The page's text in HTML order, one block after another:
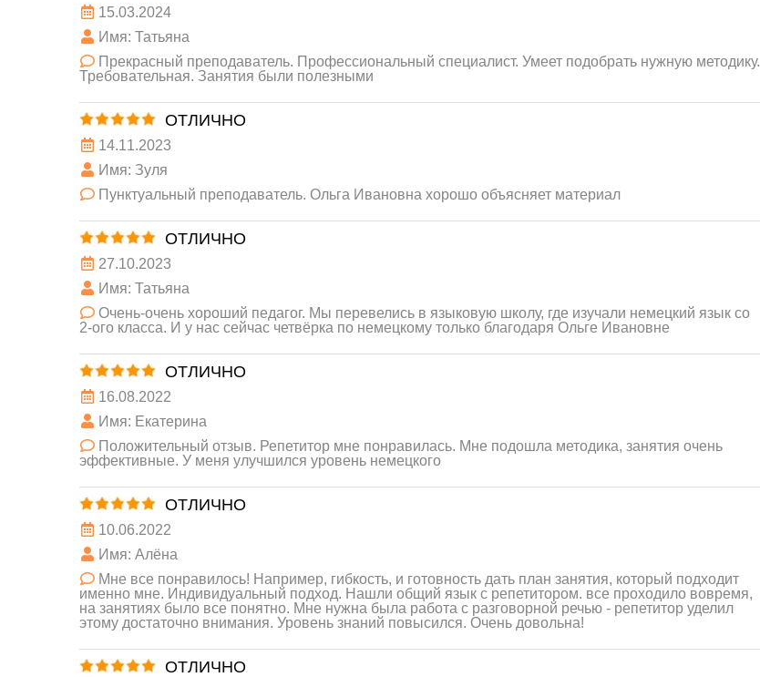
15.03.2024
Имя: Татьяна
Прекрасный преподаватель. Профессиональный специалист. Умеет подобрать нужную методику.
Требовательная. Занятия были полезными
ОТЛИЧНО
14.11.2023
Имя: Зуля
Пунктуальный преподаватель. Ольга Ивановна хорошо объясняет материал
ОТЛИЧНО
27.10.2023
Имя: Татьяна
Очень-очень хороший педагог. Мы перевелись в языковую школу, где изучали немецкий язык со
2-ого класса. И у нас сейчас четвёрка по немецкому только благодаря Ольге Ивановне
ОТЛИЧНО
16.08.2022
Имя: Екатерина
Положительный отзыв. Репетитор мне понравилась. Мне подошла методика, занятия очень
эффективные. У меня улучшился уровень немецкого
ОТЛИЧНО
10.06.2022
Имя: Алёна
Мне все понравилось! Например, гибкость, и готовность дать план занятия, который подходит
именно мне. Индивидуальный подход. Нашли общий язык с репетитором. все проходило вовремя,
на занятиях было все понятно. Мне нужна была работа с разговорной речью - репетитор уделил
этому достаточно внимания. Уровень знаний повысился. Очень довольна!
ОТЛИЧНО